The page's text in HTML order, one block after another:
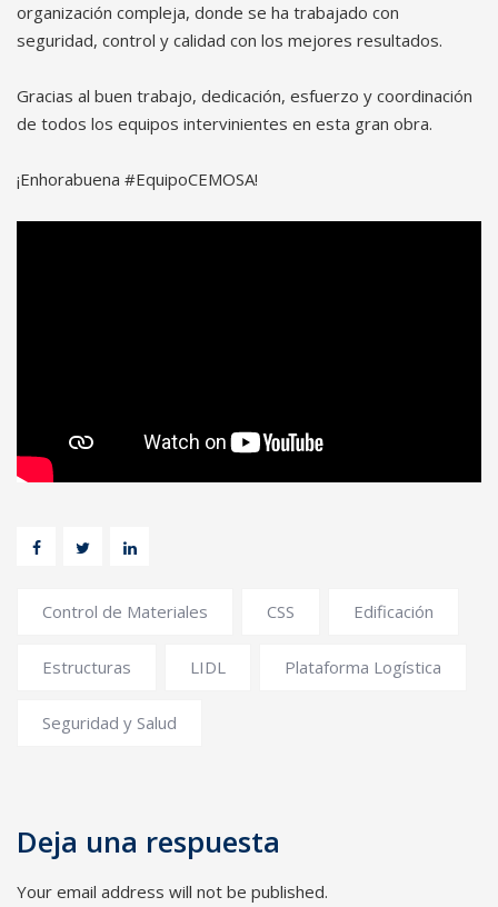
organización compleja, donde se ha trabajado con
seguridad, control y calidad con los mejores resultados.
Gracias al buen trabajo, dedicación, esfuerzo y coordinación
de todos los equipos intervinientes en esta gran obra.
¡Enhorabuena #EquipoCEMOSA!
Control de Materiales CSS Edificación
Estructuras LIDL Plataforma Logística
Seguridad y Salud
Deja una respuesta
Your email address will not be published.